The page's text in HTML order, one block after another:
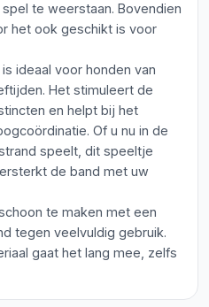
te weerstaan. Bovendien
het ook geschikt is voor
ideaal voor honden van
Het stimuleert de
en helpt bij het
Of u nu in de
speelt, dit speeltje
de band met uw
te maken met een
tegen veelvuldig gebruik.
gaat het lang mee, zelfs